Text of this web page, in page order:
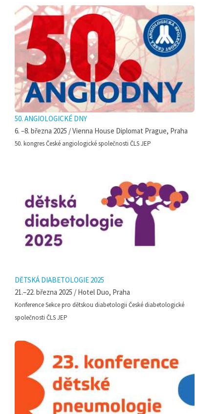
50. ANGIOLOGICKÉ DNY
6. –8. března 2025 / Vienna House Diplomat Prague, Praha
50. kongres České angiologické společnosti ČLS JEP
DĚTSKÁ DIABETOLOGIE 2025
21.–22. března 2025 / Hotel Duo, Praha
Konference Sekce pro dětskou diabetologii České diabetologické
společnosti ČLS JEP